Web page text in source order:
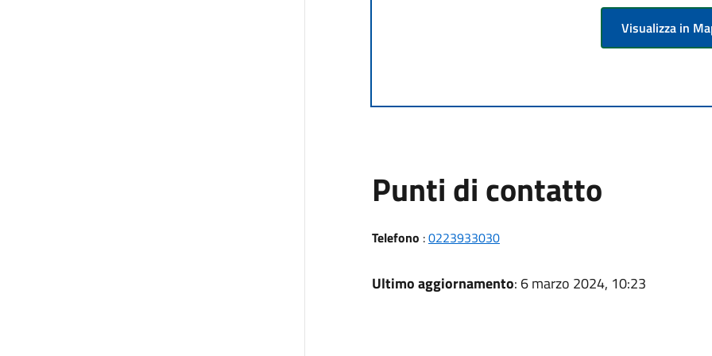
Visualizza in
Punti di contatto
Telefono :0223933030
Ultimo aggiornamento: 6 marzo 2024, 10:23